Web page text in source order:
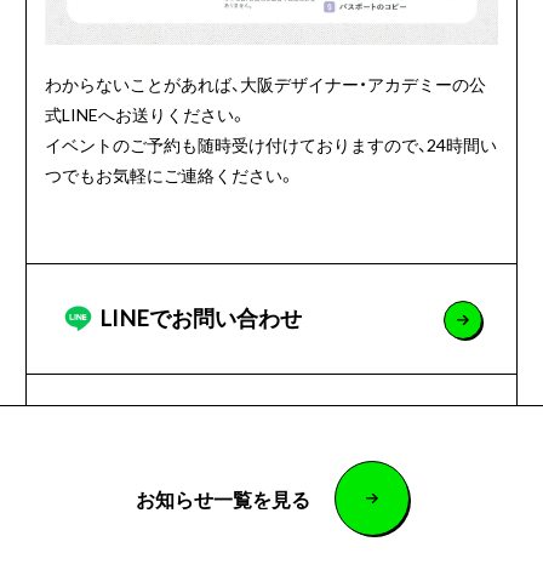
わからないことがあれば、大阪デザイナー・アカデミーの公
式LINEへお送りください。
イベントのご予約も随時受け付けておりますので、24時間い
つでもお気軽にご連絡ください。
LINEでお問い合わせ
お知らせ一覧を見る